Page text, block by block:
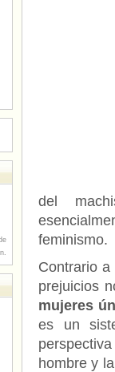
del
feminismo.
Contrario
prejuicios
mujeres
es un
hombre y